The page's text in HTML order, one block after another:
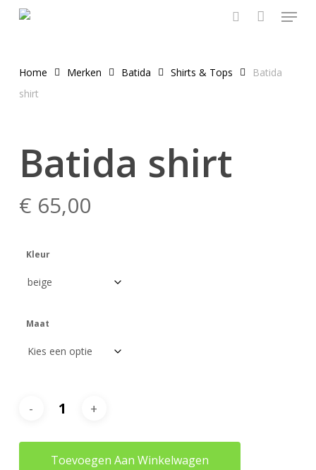
Menu
Home Merken Batida Shirts & Tops
Batida
shirt
Batida shirt
€ 65,00
Kleur
Maat
Toevoegen Aan Winkelwagen